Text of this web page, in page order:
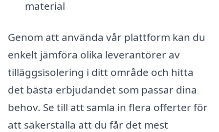
material
Genom att använda vår plattform kan du
enkelt jämföra olika leverantörer av
tilläggsisolering i ditt område och hitta
det bästa erbjudandet som passar dina
behov. Se till att samla in flera offerter för
att säkerställa att du får det mest